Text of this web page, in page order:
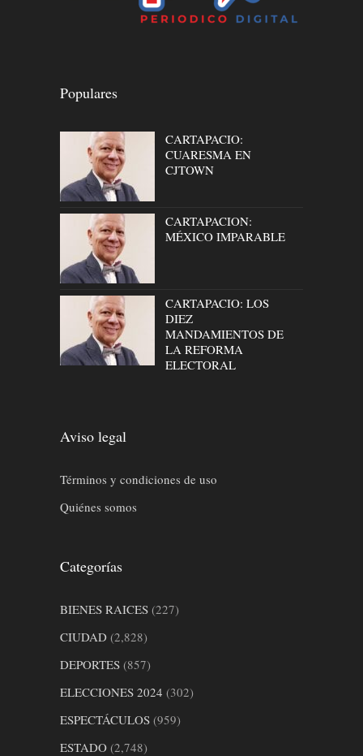
Populares
CARTAPACIO:
CUARESMA EN
CJTOWN
CARTAPACION:
MÉXICO IMPARABLE
CARTAPACIO: LOS
DIEZ
MANDAMIENTOS DE
LA REFORMA
ELECTORAL
Aviso legal
Términos y condiciones de uso
Quiénes somos
Categorías
BIENES RAICES (227)
CIUDAD (2,828)
DEPORTES (857)
ELECCIONES 2024 (302)
ESPECTÁCULOS (959)
ESTADO (2,748)